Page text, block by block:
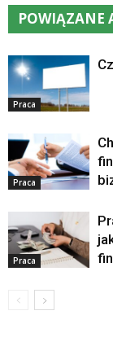
POWIĄZANE
Praca
Praca
Praca